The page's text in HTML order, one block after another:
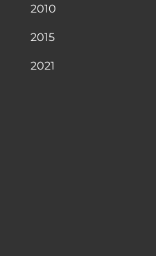
2010
2015
2021